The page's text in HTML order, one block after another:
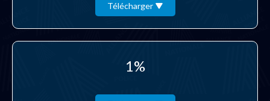
Télécharger
1%